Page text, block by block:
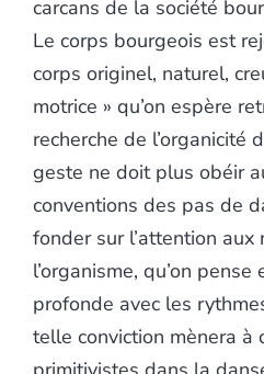
carcans de la société
Le corps bourgeois est
corps originel, naturel,
motrice » qu’on espère
recherche de l’organicité
geste ne doit plus obéir
conventions des pas de
fonder sur l’attention
l’organisme, qu’on
profonde avec les
telle conviction mènera à